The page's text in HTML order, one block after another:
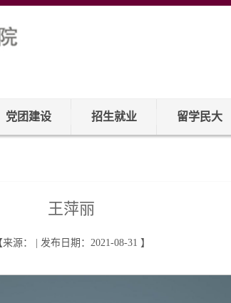
党团建设 招生就业 留学民大
王萍丽
来源： | 发布日期：2021-08-31 】